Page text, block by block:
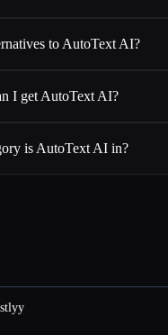
to AutoText AI?
I get AutoText AI?
is AutoText AI in?